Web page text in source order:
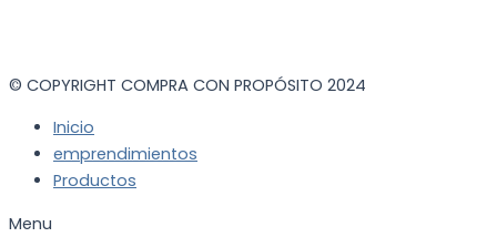
© COPYRIGHT COMPRA CON PROPÓSITO 2024
Inicio
emprendimientos
Productos
Menu